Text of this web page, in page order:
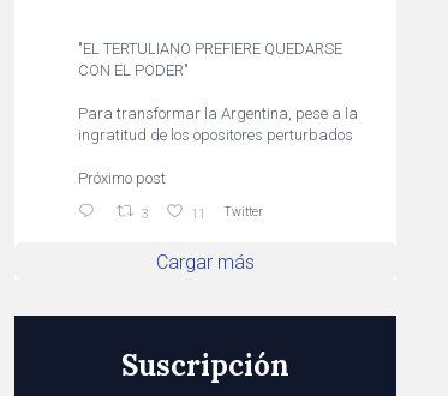
"EL TERTULIANO PREFIERE QUEDARSE
CON EL PODER"
Para transformar la Argentina, pese a la
ingratitud de los opositores perturbados
Próximo post
3 11 Twitter
Cargar más
Suscripción